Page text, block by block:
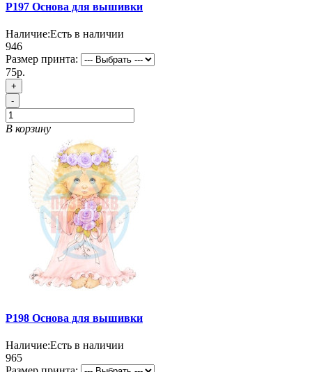
P197 Основа для вышивки
Наличие:Есть в наличии
946
Размер принта:
75р.
+
-
В корзину
P198 Основа для вышивки
Наличие:Есть в наличии
965